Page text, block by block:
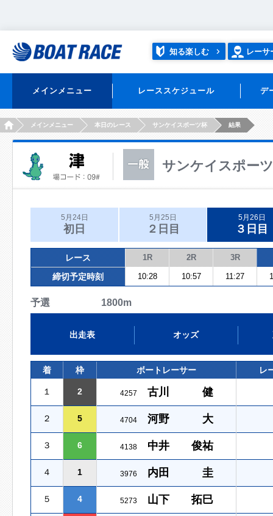
知る楽しむ レーサ
メインメニュー レーススケジュール デ
HOMEメインメニュー 本日のレース サンケイスポーツ杯 結果
サンケイスポー
5月24日
初日
5月25日
２日目
5月26日
３日目
レース 1R 2R 3R
締切予定時刻 10:28 10:57 11:27
予選 1800m
出走表 オッズ
着 枠 ボートレーサー レ
１ 2 4257 古川 健
２ 5 4704 河野 大
３ 6 4138 中井 俊祐
４ 1 3976 内田 圭
５ 4 5273 山下 拓巳